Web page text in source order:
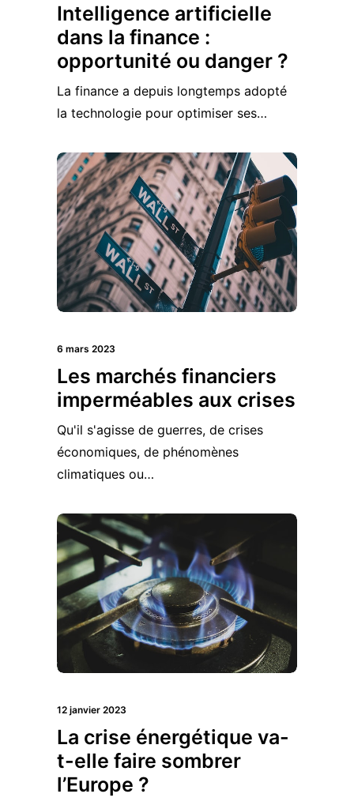
Intelligence artificielle
dans la finance :
opportunité ou danger ?
La finance a depuis longtemps adopté
la technologie pour optimiser ses…
6 mars 2023
Les marchés financiers
imperméables aux crises
Qu'il s'agisse de guerres, de crises
économiques, de phénomènes
climatiques ou…
12 janvier 2023
La crise énergétique va-
t-elle faire sombrer
l’Europe ?